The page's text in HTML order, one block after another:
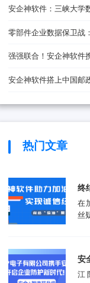
数据防泄密解决方案
安企神软件：三峡大学
伙伴
零部件企业数据保卫战
密铜墙铁壁
强强联合！安企神软件
安全防线
安企神软件搭上中国邮
车”，将带来哪些改变？
热门文章
终
件
营
在
丝
件
为
安
子
江